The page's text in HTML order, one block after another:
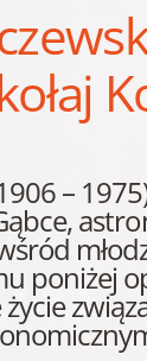
–
poniżej
życie